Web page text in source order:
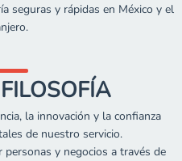
seguras y rápidas en México y el
la innovación y la confianza
de nuestro servicio.
y negocios a través de